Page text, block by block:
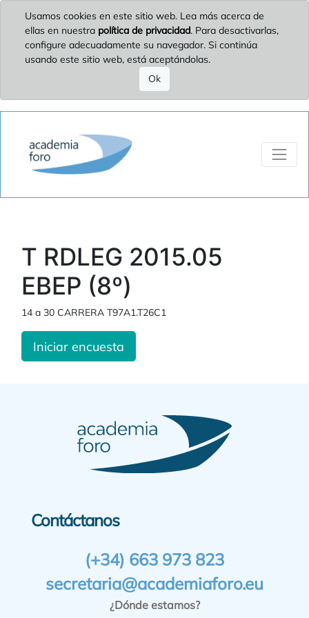
Usamos cookies en este sitio web. Lea más acerca de
ellas en nuestra política de privacidad. Para desactivarlas,
configure adecuadamente su navegador. Si continúa
usando este sitio web, está aceptándolas.
Ok
T RDLEG 2015.05
EBEP (8º)
14 a 30 CARRERA T97A1.T26C1
Iniciar encuesta
Contáctanos
(+34) 663 973 823
secretaria@academiaforo.eu
¿Dónde estamos?